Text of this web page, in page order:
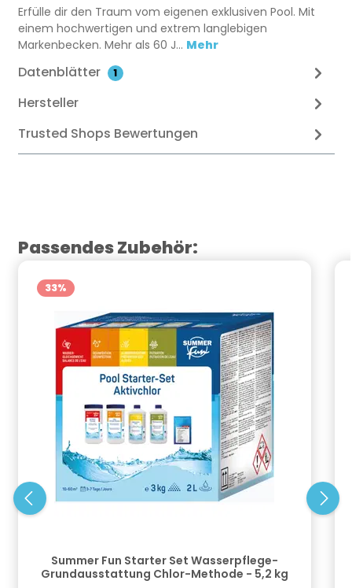
Erfülle dir den Traum vom eigenen exklusiven Pool. Mit
einem hochwertigen und extrem langlebigen
Markenbecken. Mehr als 60 J… Mehr
Datenblätter 1
Hersteller
Trusted Shops Bewertungen
Produktgalerie überspringen
Passendes Zubehör:
33%
Summer Fun Starter Set Wasserpflege-
Grundausstattung Chlor-Methode - 5,2 kg